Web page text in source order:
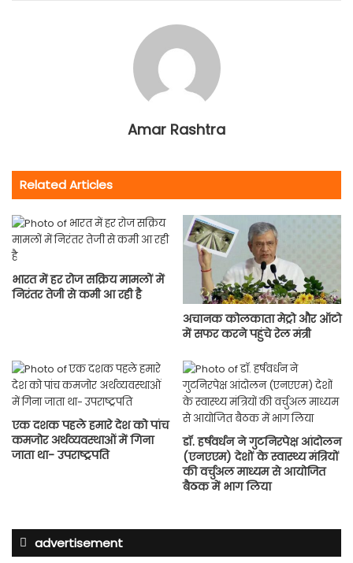
Amar Rashtra
Related Articles
भारत में हर रोज सक्रिय मामलों में
निरंतर तेजी से कमी आ रही है
अचानक कोलकाता मेट्रो और ऑटो
में सफर करने पहुंचे रेल मंत्री
एक दशक पहले हमारे देश को पांच
कमजोर अर्थव्यवस्थाओं में गिना
जाता था- उपराष्ट्रपति
डॉ. हर्षवर्धन ने गुटनिरपेक्ष आंदोलन
(एनएएम) देशों के स्वास्थ्य मंत्रियों
की वर्चुअल माध्यम से आयोजित
बैठक में भाग लिया
advertisement